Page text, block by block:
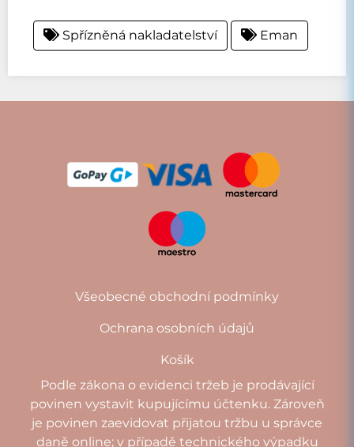
Spřízněná nakladatelství Eman
Všeobecné obchodní podmínky
Ochrana osobních údajů
Košík
Podle zákona o evidenci tržeb je prodávající
povinen vystavit kupujícímu účtenku. Zároveň
je povinen zaevidovat přijatou tržbu u správce
daně online; v případě technického výpadku